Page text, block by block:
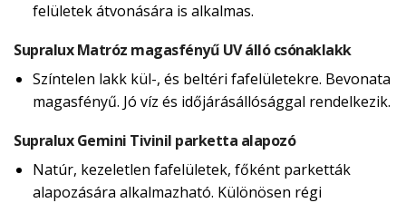
felületek átvonására is alkalmas.
Supralux Matróz magasfényű UV álló csónaklakk
Színtelen lakk kül-, és beltéri fafelületekre. Bevonata
magasfényű. Jó víz és időjárásállósággal rendelkezik.
Supralux Gemini Tivinil parketta alapozó
Natúr, kezeletlen fafelületek, főként parketták
alapozására alkalmazható. Különösen régi